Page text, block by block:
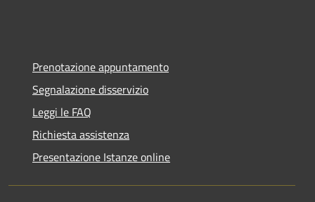
Prenotazione appuntamento
Segnalazione disservizio
Leggi le FAQ
Richiesta assistenza
Presentazione Istanze online